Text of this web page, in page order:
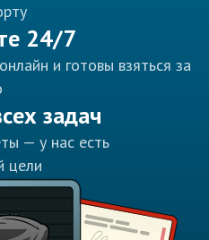
24/7
и готовы взяться за
задач
— у нас есть
цели